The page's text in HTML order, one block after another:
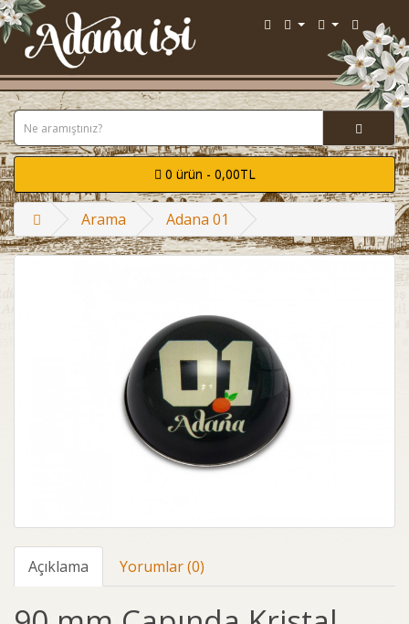
0 ürün - 0,00TL
Arama Adana 01
Açıklama Yorumlar (0)